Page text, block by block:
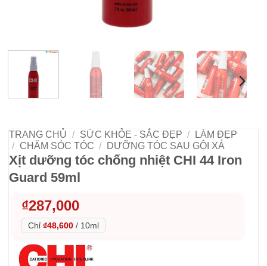
TRANG CHỦ / SỨC KHỎE - SẮC ĐẸP /
LÀM ĐẸP
/
CHĂM SÓC TÓC / DƯỠNG TÓC SAU GỘI XẢ
Xịt dưỡng tóc chống nhiệt CHI 44 Iron
Guard 59ml
₫287,000
Chỉ ₫48,600 / 10ml